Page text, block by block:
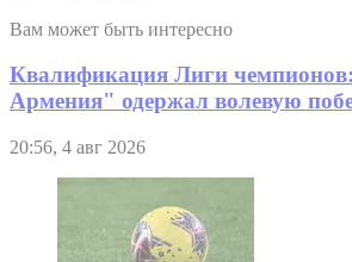
Вам может быть интересно
Квалификация Лиги
Армения" одержал волевую
20:56, 4 авг 2026